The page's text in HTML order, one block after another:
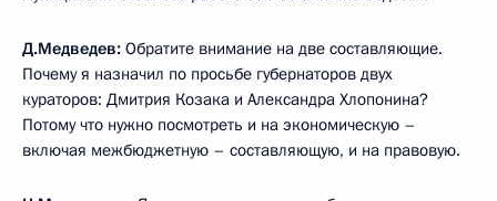
Д.Медведев: Обратите внимание на две составляющие.
Почему я назначил по просьбе губернаторов двух
кураторов: Дмитрия Козака и Александра Хлопонина?
Потому что нужно посмотреть и на экономическую –
включая межбюджетную – составляющую, и на правовую.